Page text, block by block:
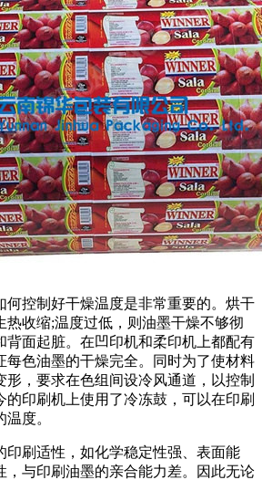
何控制好干燥温度是非常重要的。烘干
热收缩;温度过低，则油墨干燥不够彻
背面起脏。在凹印机和柔印机上都配有
每色油墨的干燥完全。同时为了使材料
形，要求在色组间设冷风通道，以控制
的印刷机上使用了冷冻鼓，可以在印刷
度。
印刷适性，如化学稳定性强、表面能
，与印刷油墨的亲合能力差。因此无论